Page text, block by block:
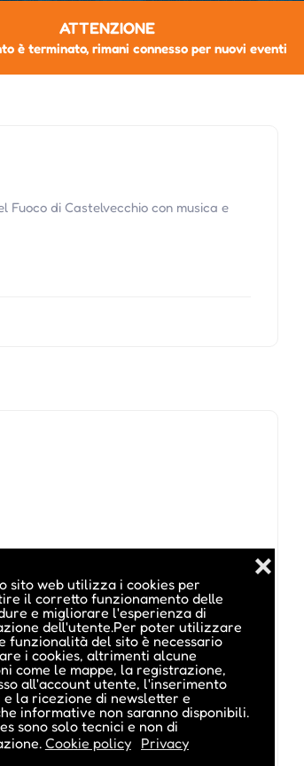
sito web utilizza i cookies per
il corretto funzionamento delle
e migliorare l'esperienza di
dell'utente.Per poter utilizzare
funzionalità del sito è necessario
i cookies, altrimenti alcune
come le mappe, la registrazione,
all'account utente, l'inserimento
la ricezione di newsletter e
informative non saranno disponibili.
sono solo tecnici e non di
Cookie policy Privacy
❌
ATTENZIONE
è terminato, rimani connesso per nuovi eventi
Fuoco di Castelvecchio con musica e